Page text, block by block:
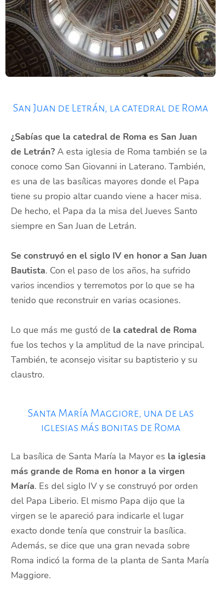
San Juan de Letrán, la catedral de Roma
¿Sabías que la catedral de Roma es San Juan
de Letrán? A esta iglesia de Roma también se la
conoce como San Giovanni in Laterano. También,
es una de las basílicas mayores donde el Papa
tiene su propio altar cuando viene a hacer misa.
De hecho, el Papa da la misa del Jueves Santo
siempre en San Juan de Letrán.
Se construyó en el siglo IV en honor a San Juan
Bautista. Con el paso de los años, ha sufrido
varios incendios y terremotos por lo que se ha
tenido que reconstruir en varias ocasiones.
Lo que más me gustó de la catedral de Roma
fue los techos y la amplitud de la nave principal.
También, te aconsejo visitar su baptisterio y su
claustro.
Santa María Maggiore, una de las
iglesias más bonitas de Roma
La basílica de Santa María la Mayor es la iglesia
más grande de Roma en honor a la virgen
María. Es del siglo IV y se construyó por orden
del Papa Liberio. El mismo Papa dijo que la
virgen se le apareció para indicarle el lugar
exacto donde tenía que construir la basílica.
Además, se dice que una gran nevada sobre
Roma indicó la forma de la planta de Santa María
Maggiore.